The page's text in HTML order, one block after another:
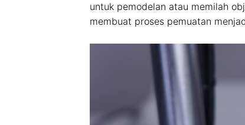
untuk pemodelan atau memilah
membuat proses pemuatan